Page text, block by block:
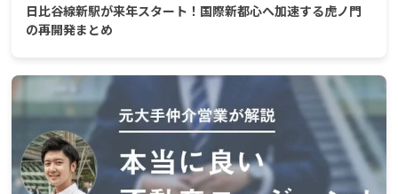
日比谷線新駅が来年スタート！国際新都心へ加速する虎ノ門
の再開発まとめ